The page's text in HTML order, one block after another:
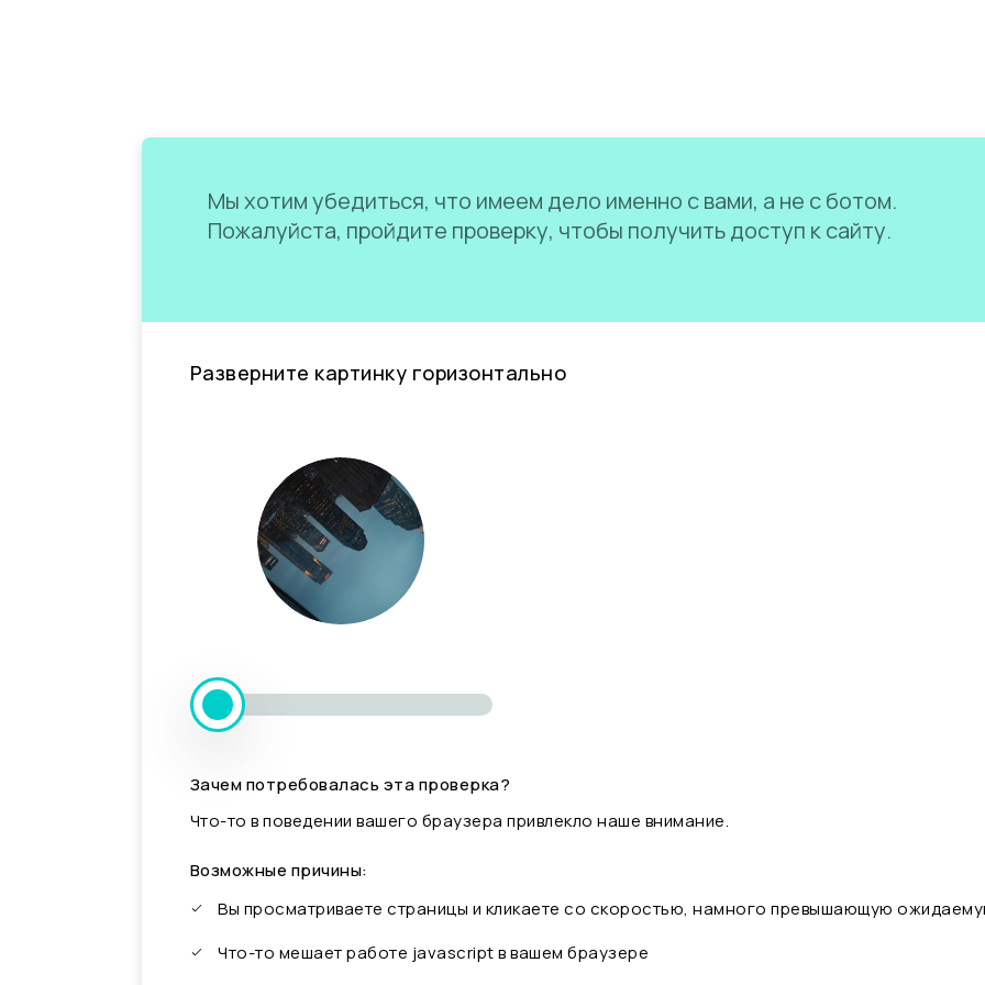
Мы хотим убедиться, что имеем дело именно с вами, а не с ботом.
Пожалуйста, пройдите проверку, чтобы получить доступ к сайту.
Разверните картинку горизонтально
Зачем потребовалась эта проверка?
Что-то в поведении вашего браузера привлекло наше внимание.
Возможные причины:
Вы просматриваете страницы и кликаете со скоростью, намного превышающую
Что-то мешает работе javascript в вашем браузере